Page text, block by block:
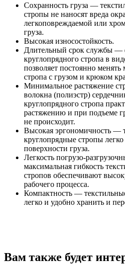
Сохранность груза —
стропы не наносят вреда
легкоповреждаемой или
груза.
Высокая износостойкость.
Длительный срок службы —
круглопрядного стропа в
позволяет постоянно менять
стропа с грузом и крюком
Минимальное растяжение
волокна (полиэстр)
круглопрядного стропа
растяжению и при подъеме
не происходит.
Высокая эргономичность —
круглопрядные стропы
поверхности груза.
Легкость погрузо-
максимальная гибкость
стропов обеспечивают
рабочего процесса.
Компактность —
легко и удобно хранить и
Вам также будет